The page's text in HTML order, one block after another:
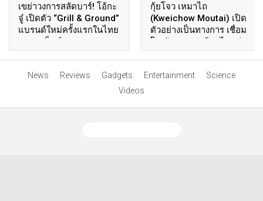
เขย่าวงการสลัดบาร์! โอ้กะ
จู๋ เปิดตัว “Grill & Ground”
แบรนด์ใหม่ครั้งแรกในไทย
ชูคอนเซ็ปต์ Steak &
Salad Bar รูปแบบใหม่
Your Way ตอบโจทย์ยุค
กุ้ยโจว เหมาไถ
(Kweichow Moutai) เปิด
ตัวอย่างเป็นทางการ เชื่อม
โยงวัฒนธรรมจีน–ไทยผ่าน
ประวัติศาสตร์เครื่องดื่ม
News Reviews Gadgets Entertainment
Science
Videos